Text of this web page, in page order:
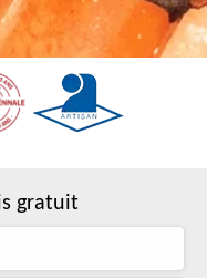
gratuit